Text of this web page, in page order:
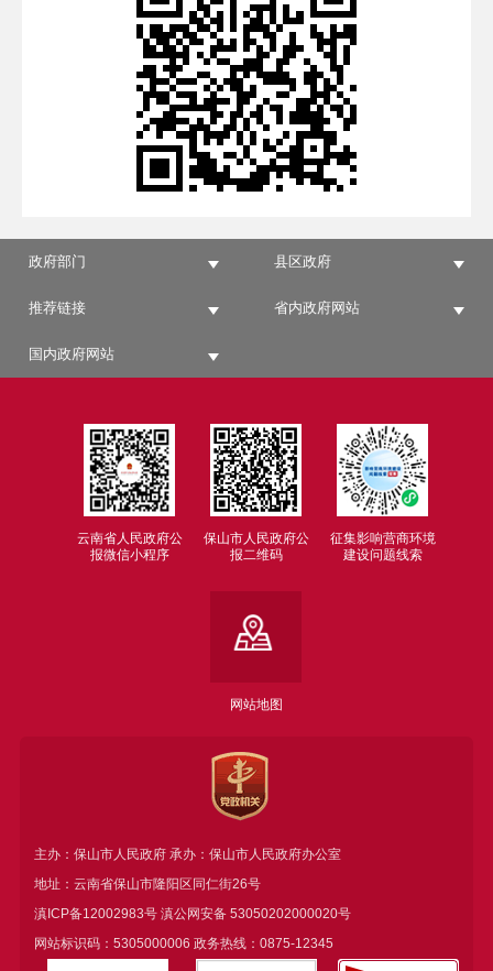
政府部门 县区政府
推荐链接 省内政府网站
国内政府网站
云南省人民政府公
报微信小程序
保山市人民政府公
报二维码
征集影响营商环境
建设问题线索
网站地图
主办：保山市人民政府 承办：保山市人民政府办公室
地址：云南省保山市隆阳区同仁街26号
滇ICP备12002983号滇公网安备 53050202000020号
网站标识码：5305000006 政务热线：0875-12345